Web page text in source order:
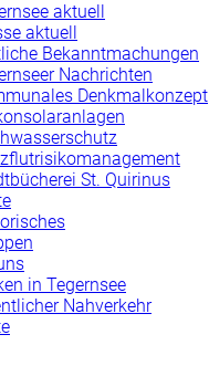
aktuell
aktuell
Bekanntmachungen
Nachrichten
Denkmalkonzept
St. Quirinus
in Tegernsee
Nahverkehr